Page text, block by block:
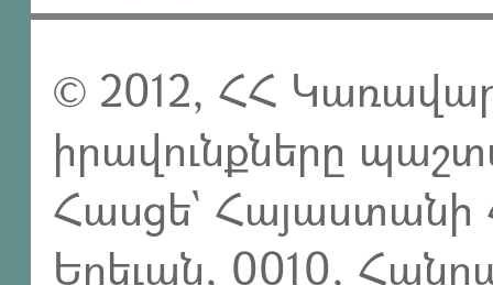
© 2012, ՀՀ
իրավունքները
Հասցե` Հայաստանի
Երեւան, 0010,